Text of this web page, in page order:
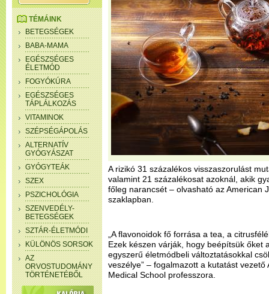
TÉMÁINK
BETEGSÉGEK
BABA-MAMA
EGÉSZSÉGES
ÉLETMÓD
FOGYÓKÚRA
EGÉSZSÉGES
TÁPLÁLKOZÁS
VITAMINOK
SZÉPSÉGÁPOLÁS
ALTERNATÍV
GYÓGYÁSZAT
GYÓGYTEÁK
SZEX
PSZICHOLÓGIA
SZENVEDÉLY-
BETEGSÉGEK
SZTÁR-ÉLETMÓDI
KÜLÖNÖS SORSOK
AZ
ORVOSTUDOMÁNY
TÖRTÉNETÉBŐL
A rizikó 31 százalékos visszaszorulást
valamint 21 százalékosat azoknál, akik
főleg narancsét – olvasható az American
szaklapban.
„A flavonoidok fő forrása a tea, a
Ezek készen várják, hogy beépítsük őket
egyszerű életmódbeli változtatásokkal
veszélye” – fogalmazott a kutatást vezető
Medical School professzora.